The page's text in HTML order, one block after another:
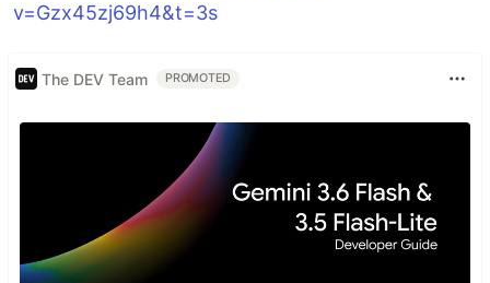
v=Gzx45zj69h4&t=3s
The DEV Team PROMOTED